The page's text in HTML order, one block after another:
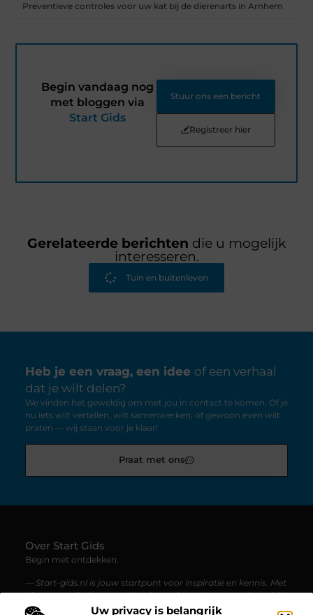
Uw privacy is belangrijk
Preventieve controles voor uw kat bij de dierenarts in Arnhem
Begin vandaag nog
met bloggen via
Start Gids
Stuur ons een bericht
Registreer hier
Gerelateerde berichten die u mogelijk
interesseren.
Tuin en buitenleven
Heb je een vraag, een idee of een verhaal
dat je wilt delen?
We vinden het geweldig om met jou in contact te komen. Of je
nu iets wilt vertellen, wilt samenwerken, of gewoon even wilt
praten — wij staan voor je klaar!
Praat met ons
Over Start Gids
Begin met ontdekken.
— Start-gids.nl is jouw startpunt voor inspiratie en kennis. Met
blogs en artikelen over uiteenlopende onderwerpen, is er altijd
iets nieuws te lezen.